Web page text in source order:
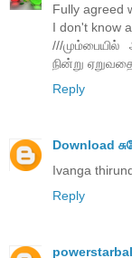
Fully agreed
I don't know
///
நின்று
Reply
Download
Ivanga
Reply